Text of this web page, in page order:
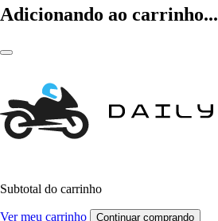
Adicionando ao carrinho...
Subtotal do carrinho
Ver meu carrinho Continuar comprando